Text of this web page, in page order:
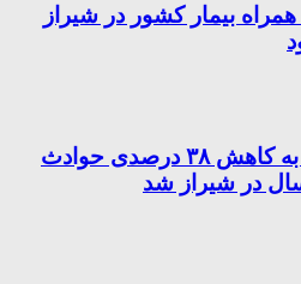
بیمار کشور در شیراز
فرهنگ سازی منجر به کاهش ۳۸ درصدی حوادث
در شیراز شد